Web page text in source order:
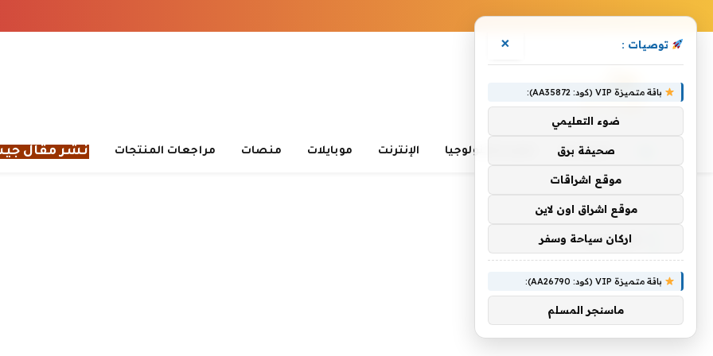
الرئيسية تعلم التكنولوجيا الإنترنت موبايلات منصات مراجعات المنتجات نشر مقال
الصحراء
توصيات : ×
باقة متميزة VIP (كود: AA35872):
ضوء التعليمي
صحيفة برق
موقع اشراقات
موقع اشراق اون لاين
اركان سياحة وسفر
باقة متميزة VIP (كود: AA26790):
ماسنجر المسلم